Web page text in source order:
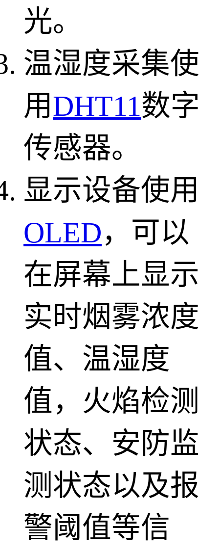
光。
温湿度采集使
用DHT11数字
传感器。
显示设备使用
OLED，可以
在屏幕上显示
实时烟雾浓度
值、温湿度
值，火焰检测
状态、安防监
测状态以及报
警阈值等信